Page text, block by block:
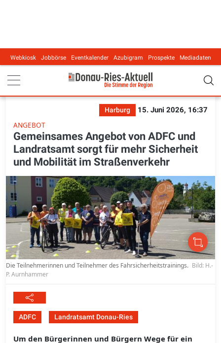
Main navigation
Webkiosk Jobbörse Eventkalender Azubigram Prospekte Mediadaten
Harburg
15. Juni 2026, 16:37
ANGEBOT
Gemeinsames Angebot von ADFC und
Landratsamt sorgt für mehr Sicherheit
und Mobilität im Straßenverkehr
Die Teilnehmerinnen und Teilnehmer des Fahrsicherheitstrainings. Bild: H.-
P. Aurnhammer
ADFC Landratsamt Donau-Ries
Um den Bürgerinnen und Bürgern Wege für ein